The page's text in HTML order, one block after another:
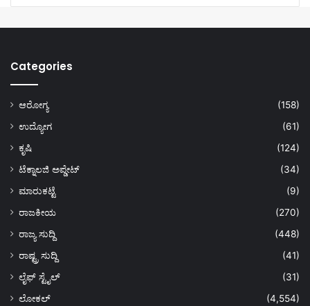
Categories
ಆರೋಗ್ಯ
(158)
ಉದ್ಯೋಗ
(61)
ಕೃಷಿ
(124)
ಟೆಕ್ನಾಲಜಿ ಅಪ್ಡೇಟ್
(34)
ಮಾರುಕಟ್ಟೆ
(9)
ರಾಜಕೀಯ
(270)
ರಾಜ್ಯ ಸುದ್ದಿ
(448)
ರಾಷ್ಟ್ರ ಸುದ್ದಿ
(41)
ಲೈಫ್ ಸ್ಟೈಲ್
(31)
ಲೋಕಲ್
(4,554)